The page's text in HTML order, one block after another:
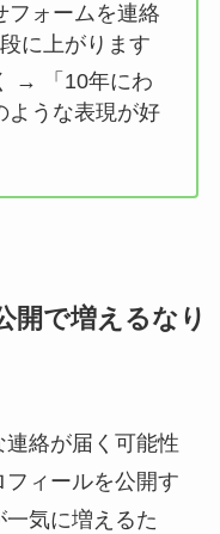
フォームを連絡
に上がります
→ 「10年にわ
ような表現が好
開で増えるなり
絡が届く可能性
ィールを公開す
気に増えるた